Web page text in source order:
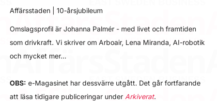
Affärsstaden | 10-årsjubileum
Omslagsprofil är Johanna Palmér - med livet och framtiden
som drivkraft. Vi skriver om Arboair, Lena Miranda, AI-robotik
och mycket mer…
OBS: e-Magasinet har dessvärre utgått. Det går fortfarande
att läsa tidigare publiceringar under Arkiverat.